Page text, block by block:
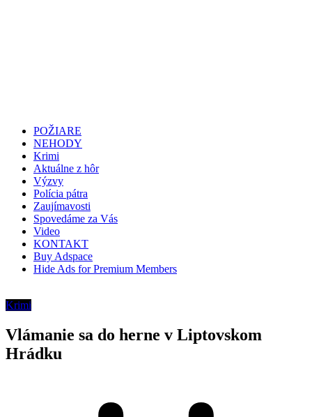
POŽIARE
NEHODY
Krimi
Aktuálne z hôr
Výzvy
Polícia pátra
Zaujímavosti
Spovedáme za Vás
Video
KONTAKT
Buy Adspace
Hide Ads for Premium Members
Krimi
Vlámanie sa do herne v Liptovskom
Hrádku